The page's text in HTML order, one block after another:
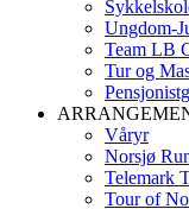
Ungdom-
Team LB
Tur og
Våryr
Norsjø
Telemark
Tour of